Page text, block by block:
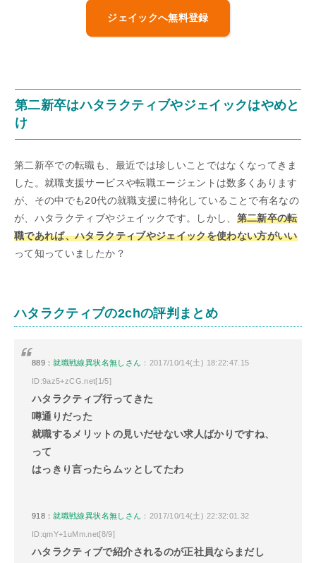
ジェイックへ無料登録
第二新卒はハタラクティブやジェイックはやめと
け
第二新卒での転職も、最近では珍しいことではなくなってきま
した。就職支援サービスや転職エージェントは数多くあります
が、その中でも20代の就職支援に特化していることで有名なの
が、ハタラクティブやジェイックです。しかし、 第二新卒の転
職であれば、ハタラクティブやジェイックを使わない方がいい
って知っていましたか？
ハタラクティブの2chの評判まとめ
889：就職戦線異状名無しさん ：2017/10/14(土) 18:22:47.15
ID:9az5+zCG.net[1/5]
ハタラクティブ行ってきた
噂通りだった
就職するメリットの見いだせない求人ばかりですね、
って
はっきり言ったらムッとしてたわ
918：就職戦線異状名無しさん ：2017/10/14(土) 22:32:01.32
ID:qmY+1uMm.net[8/9]
ハタラクティブで紹介されるのが正社員ならまだし